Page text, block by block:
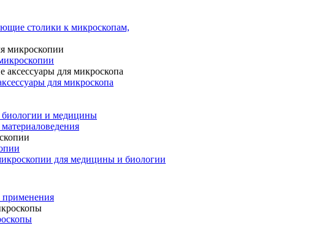
столики к микроскопам,
для микроскопа
и медицины
для медицины и биологии
применения